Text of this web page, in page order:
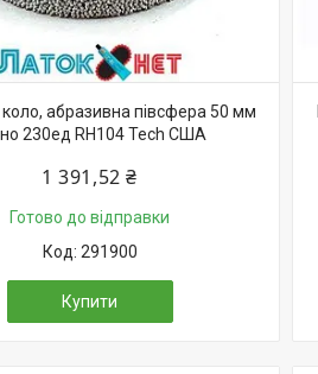
абразивна півсфера 50 мм
230ед RH104 Tech США
1 391,52 ₴
Готово до відправки
291900
Купити